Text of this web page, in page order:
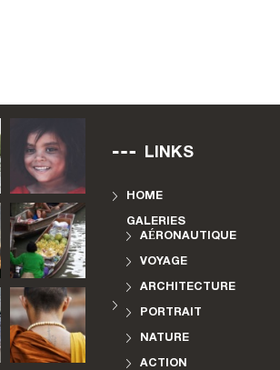
LINKS
HOME
GALERIES
AÉRONAUTIQUE
VOYAGE
ARCHITECTURE
PORTRAIT
NATURE
ACTION